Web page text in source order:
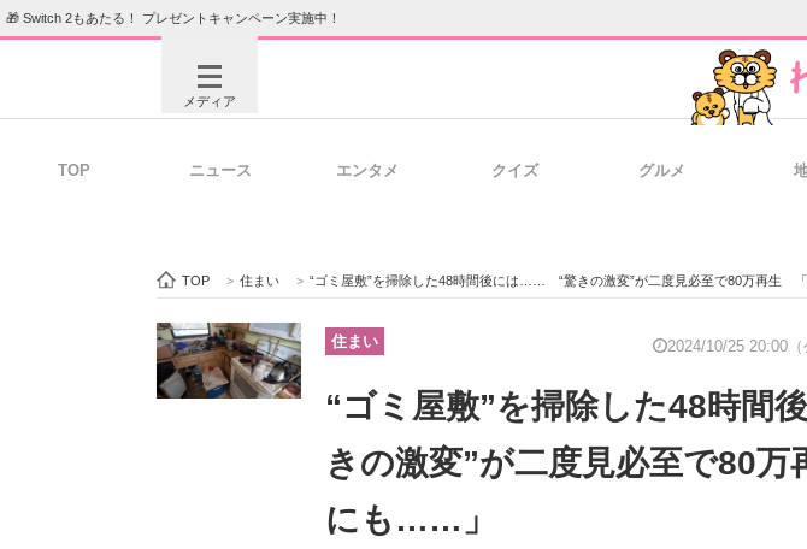
🎁 Switch 2もあたる！ プレゼントキャンペーン実施中！
メディア
ビジネスと働き方のヒント
企業向けIT製品の総合サイト IT製品の技
TOP ニュース エンタメ クイズ グルメ
TOP > 住まい > “ゴミ屋敷”を掃除した48時間後には…… “驚きの激変”が二度見必至で80万再生
住まい 2024/10/25 20:00（
“ゴミ屋敷”を掃除した48時
きの激変”が二度見必至で80
にも……」